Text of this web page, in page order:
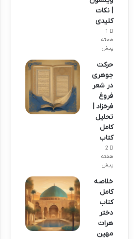
| نکات
کلیدی
1
هفته
پیش
حرکت
جوهری
در شعر
فروغ
فرخزاد |
تحلیل
کامل
کتاب
2
هفته
پیش
خلاصه
کامل
کتاب
دختر
هرات
مهین